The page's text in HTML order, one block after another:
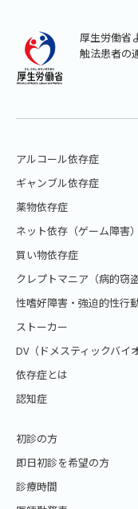
厚生労働省
触法患者の
アルコール依存症
ギャンブル依存症
薬物依存症
ネット依存（ゲーム障害）
買い物依存症
クレプトマニア（病的窃盗
性嗜好障害・強迫的性行
ストーカー
DV（ドメスティックバイ
依存症とは
認知症
初診の方
即日初診を希望の方
診療時間